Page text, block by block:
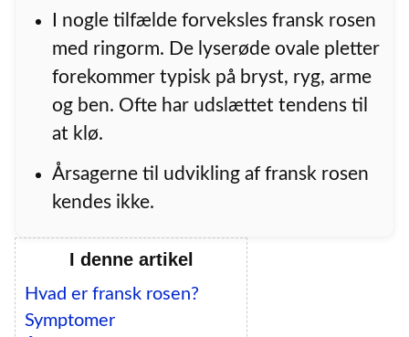
I nogle tilfælde forveksles fransk rosen
med ringorm. De lyserøde ovale pletter
forekommer typisk på bryst, ryg, arme
og ben. Ofte har udslættet tendens til
at klø.
Årsagerne til udvikling af fransk rosen
kendes ikke.
I denne artikel
Hvad er fransk rosen?
Symptomer